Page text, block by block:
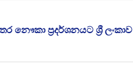
නෞකා ප්‍රදර්ශනයට ශ්‍රී ලංකාව